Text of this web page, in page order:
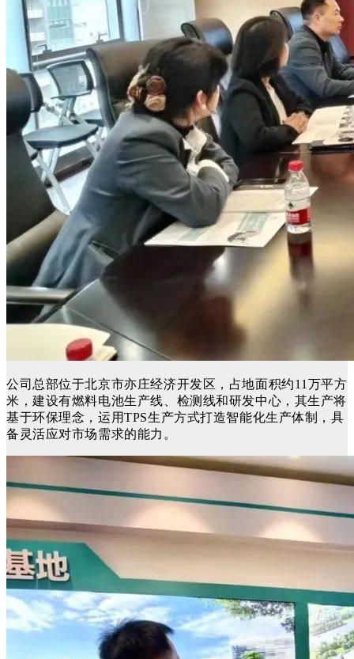
公司总部位于北京市亦庄经济开发区，占地面积约11万平方
米，建设有燃料电池生产线、检测线和研发中心，其生产将
基于环保理念，运用TPS生产方式打造智能化生产体制，具
备灵活应对市场需求的能力 。